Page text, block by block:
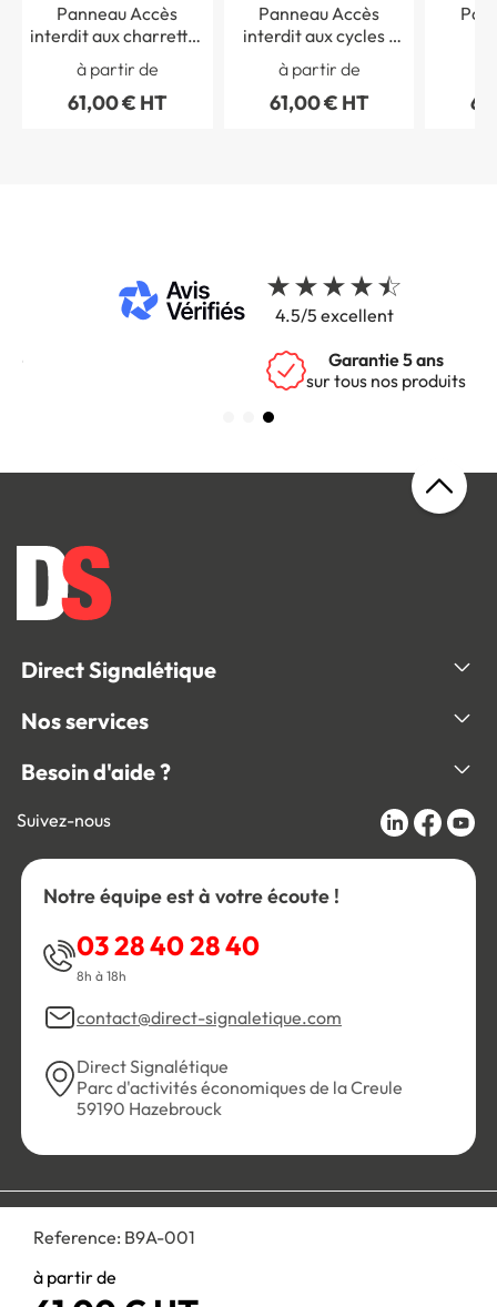
Reference: B9A-001
à partir de
Panneau Accès
interdit aux charrettes
à bras - B9e
à partir de
61,00 € HT
Panneau Accès
interdit aux cycles -
à partir de
61,00 € HT
4.5/5 excellent
Garantie 5 ans
sur tous nos produits
Direct Signalétique
Nos services
Besoin d'aide ?
Suivez-nous
Notre équipe est à votre écoute !
03 28 40 28 40
8h à 18h
contact@direct-signaletique.com
Direct Signalétique
Parc d'activités économiques de la Creule
59190 Hazebrouck
Conditions Générales de Vente
Politique de confidentialité
Personnaliser les cookies